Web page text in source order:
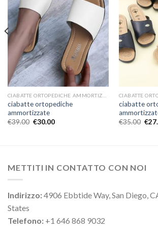
ciabatte ortopediche
ammortizzate
€39.00 €30.00
ciabatte
€35.00 €
METTITI IN CONTATTO CON NOI
Indirizzo:4906 Ebbtide Way, San Diego,
States
Telefono: +1 646 868 9032